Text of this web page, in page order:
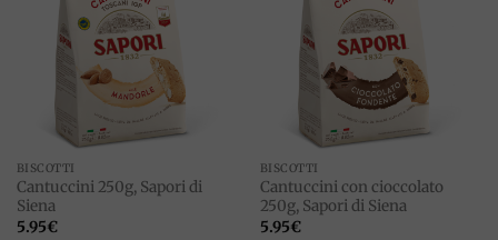
BISCOTTI
Cantuccini 250g, Sapori di
Siena
5.95€
BISCOTTI
Cantuccini con cioccolato
250g, Sapori di Siena
5.95€